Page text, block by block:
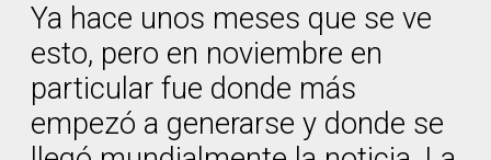
Ya hace unos meses que se ve
esto, pero en noviembre en
particular fue donde más
empezó a generarse y donde se